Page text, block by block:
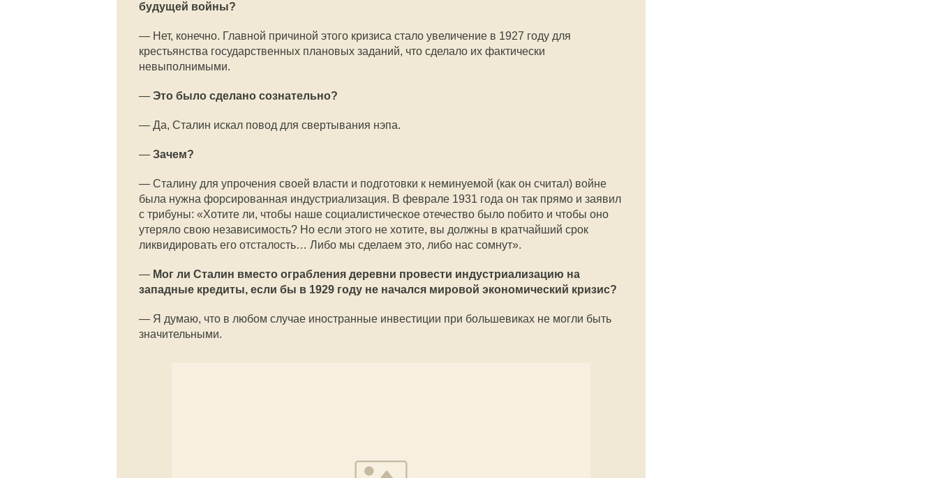
будущей войны?
— Нет, конечно. Главной причиной этого кризиса стало увеличение в 1927 году для
крестьянства государственных плановых заданий, что сделало их фактически
невыполнимыми.
— Это было сделано сознательно?
— Да, Сталин искал повод для свертывания нэпа.
— Зачем?
— Сталину для упрочения своей власти и подготовки к неминуемой (как он считал) войне
была нужна форсированная индустриализация. В феврале 1931 года он так прямо и заявил
с трибуны: «Хотите ли, чтобы наше социалистическое отечество было побито и чтобы оно
утеряло свою независимость? Но если этого не хотите, вы должны в кратчайший срок
ликвидировать его отсталость… Либо мы сделаем это, либо нас сомнут».
— Мог ли Сталин вместо ограбления деревни провести индустриализацию на
западные кредиты, если бы в 1929 году не начался мировой экономический кризис?
— Я думаю, что в любом случае иностранные инвестиции при большевиках не могли быть
значительными.